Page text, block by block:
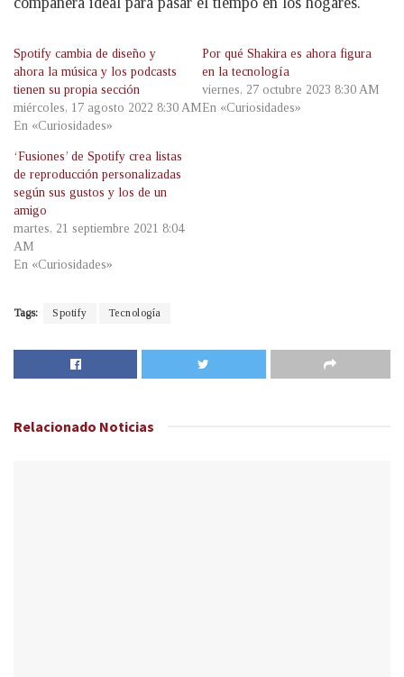
Spotify cambia de diseño y
ahora la música y los podcasts
tienen su propia sección
miércoles, 17 agosto 2022 8:30 AM
En «Curiosidades»
Por qué Shakira es ahora figura
en la tecnología
viernes, 27 octubre 2023 8:30 AM
En «Curiosidades»
‘Fusiones’ de Spotify crea listas
de reproducción personalizadas
según sus gustos y los de un
amigo
martes, 21 septiembre 2021 8:04
AM
En «Curiosidades»
Tags: Spotify Tecnología
Relacionado Noticias